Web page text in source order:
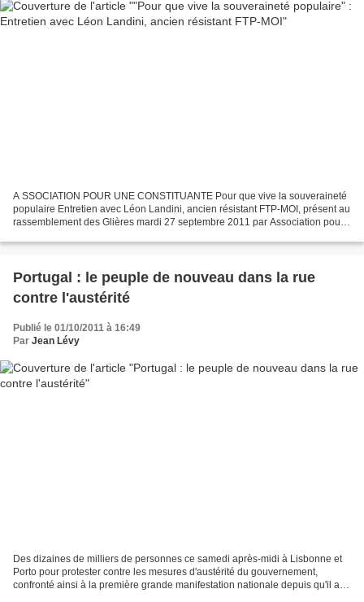
A SSOCIATION POUR UNE CONSTITUANTE Pour que vive la souveraineté
populaire Entretien avec Léon Landini, ancien résistant FTP-MOI, présent au
rassemblement des Glières mardi 27 septembre 2011 par Association pour
Portugal : le peuple de nouveau dans la rue
contre l'austérité
Publié le 01/10/2011 à 16:49
Par Jean Lévy
Des dizaines de milliers de personnes ce samedi après-midi à Lisbonne et
Porto pour protester contre les mesures d'austérité du gouvernement,
confronté ainsi à la première grande manifestation nationale depuis qu'il a